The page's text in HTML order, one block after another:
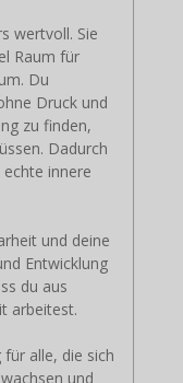
wertvoll. Sie
Raum für
Du
Druck und
zu finden,
Dadurch
innere
und deine
Entwicklung
du aus
arbeitest.
alle, die sich
und